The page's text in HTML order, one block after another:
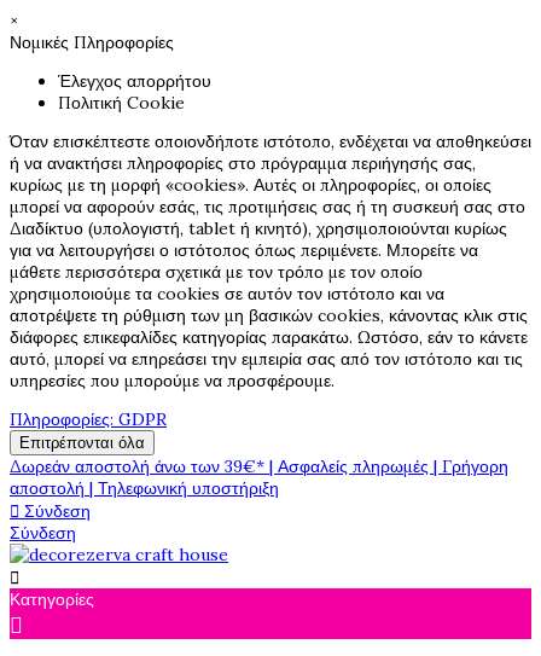
×
Νομικές Πληροφορίες
Έλεγχος απορρήτου
Πολιτική Cookie
Όταν επισκέπτεστε οποιονδήποτε ιστότοπο, ενδέχεται να αποθηκεύσει
ή να ανακτήσει πληροφορίες στο πρόγραμμα περιήγησής σας,
κυρίως με τη μορφή «cookies». Αυτές οι πληροφορίες, οι οποίες
μπορεί να αφορούν εσάς, τις προτιμήσεις σας ή τη συσκευή σας στο
Διαδίκτυο (υπολογιστή, tablet ή κινητό), χρησιμοποιούνται κυρίως
για να λειτουργήσει ο ιστότοπος όπως περιμένετε. Μπορείτε να
μάθετε περισσότερα σχετικά με τον τρόπο με τον οποίο
χρησιμοποιούμε τα cookies σε αυτόν τον ιστότοπο και να
αποτρέψετε τη ρύθμιση των μη βασικών cookies, κάνοντας κλικ στις
διάφορες επικεφαλίδες κατηγορίας παρακάτω. Ωστόσο, εάν το κάνετε
αυτό, μπορεί να επηρεάσει την εμπειρία σας από τον ιστότοπο και τις
υπηρεσίες που μπορούμε να προσφέρουμε.
Πληροφορίες: GDPR
Επιτρέπονται όλα
Δωρεάν αποστολή άνω των 39€* | Ασφαλείς πληρωμές | Γρήγορη
αποστολή | Τηλεφωνική υποστήριξη
 Σύνδεση
Σύνδεση

Κατηγορίες
